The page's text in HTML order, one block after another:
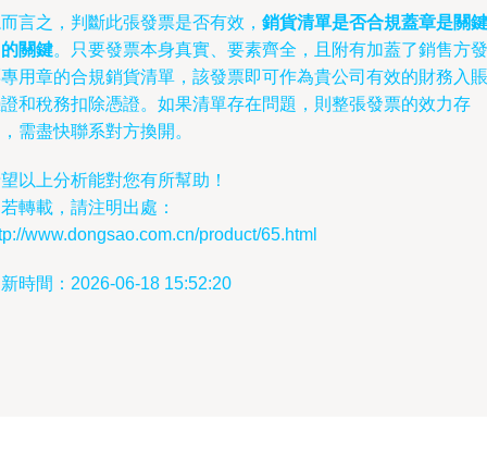
言之，判斷此張發票是否有效， 銷貨清單是否合規蓋章是關鍵
關鍵。只要發票本身真實、要素齊全，且附有加蓋了銷售方發
用章的合規銷貨清單，該發票即可作為貴公司有效的財務入賬
和稅務扣除憑證。如果清單存在問題，則整張發票的效力存
需盡快聯系對方換開。
以上分析能對您有所幫助！
轉載，請注明出處：
www.dongsao.com.cn/product/65.html
時間：2026-06-18 15:52:20